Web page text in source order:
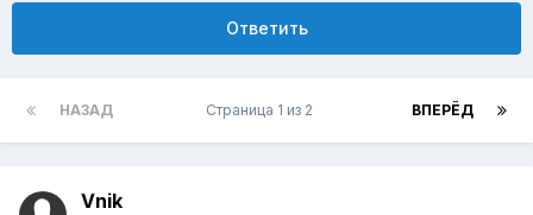
Ответить
НАЗАД ВПЕРЁД
Страница 1 из 2
Vnik